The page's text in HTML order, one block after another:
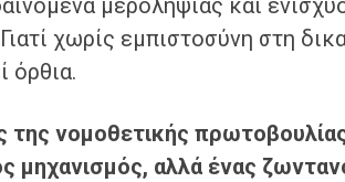
μεροληψίας και
χωρίς εμπιστοσύνη στη
όρθια.
της νομοθετικής
μηχανισμός, αλλά ένας